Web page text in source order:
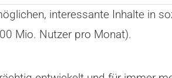
interessante Inhalte in
Mio. Nutzer pro Monat).